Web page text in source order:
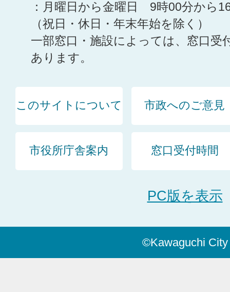
：月曜日から金曜日 9時00分から
（祝日・休日・年末年始を除く）
一部窓口・施設によっては、窓口受
あります。
このサイトについて 市政へのご意見
市役所庁舎案内 窓口受付時間
PC版を表示
©Kawaguchi City